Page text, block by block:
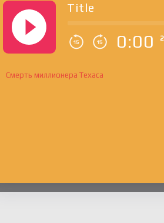
Title
0:00
Смерть миллионера Техаса